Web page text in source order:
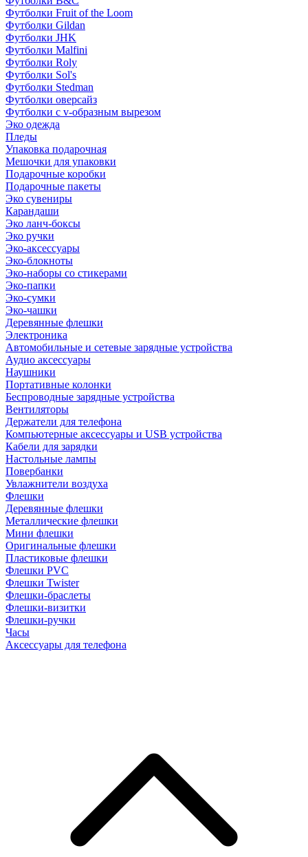
Футболки Fruit of the Loom
Футболки Gildan
Футболки JHK
Футболки Malfini
Футболки Roly
Футболки Sol's
Футболки Stedman
Футболки оверсайз
Футболки с v-образным вырезом
Эко одежда
Пледы
Упаковка подарочная
Мешочки для упаковки
Подарочные коробки
Подарочные пакеты
Эко сувениры
Карандаши
Эко ланч-боксы
Эко ручки
Эко-аксессуары
Эко-блокноты
Эко-наборы со стикерами
Эко-папки
Эко-сумки
Эко-чашки
Деревянные флешки
Электроника
Автомобильные и сетевые зарядные устройства
Аудио аксессуары
Наушники
Портативные колонки
Беспроводные зарядные устройства
Вентиляторы
Держатели для телефона
Компьютерные аксессуары и USB устройства
Кабели для зарядки
Настольные лампы
Повербанки
Увлажнители воздуха
Флешки
Деревянные флешки
Металлические флешки
Мини флешки
Оригинальные флешки
Пластиковые флешки
Флешки PVC
Флешки Twister
Флешки-браслеты
Флешки-визитки
Флешки-ручки
Часы
Аксессуары для телефона